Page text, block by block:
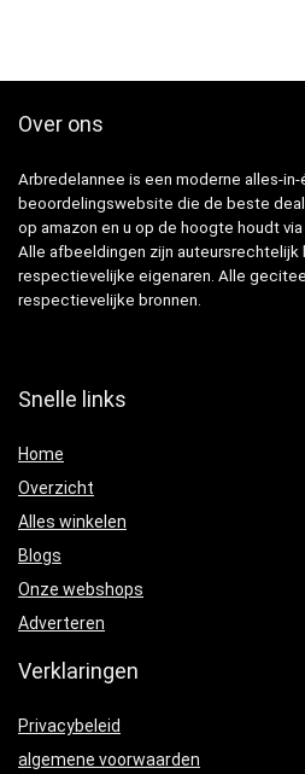
Over ons
Arbredelannee is een moderne alles-
beoordelingswebsite die de beste
op amazon en u op de hoogte houdt
Alle afbeeldingen zijn auteursrechtelijk
respectievelijke eigenaren. Alle
respectievelijke bronnen.
Snelle links
Home
Overzicht
Alles winkelen
Blogs
Onze webshops
Adverteren
Verklaringen
Privacybeleid
algemene voorwaarden